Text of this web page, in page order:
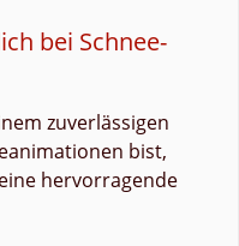
bei Schnee-
zuverlässigen
bist,
hervorragende